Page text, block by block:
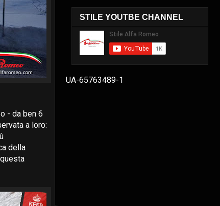
- da ben 6
a loro:
della
STILE YOUTBE CHANNEL
UA-65763489-1